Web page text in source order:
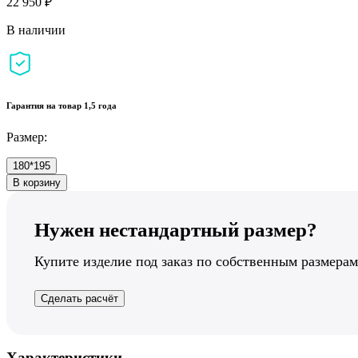
В наличии
Гарантия на товар 1,5 года
Размер:
180*195
В корзину
Нужен нестандартный размер?
Купите изделие под заказ по собственным
Сделать расчёт